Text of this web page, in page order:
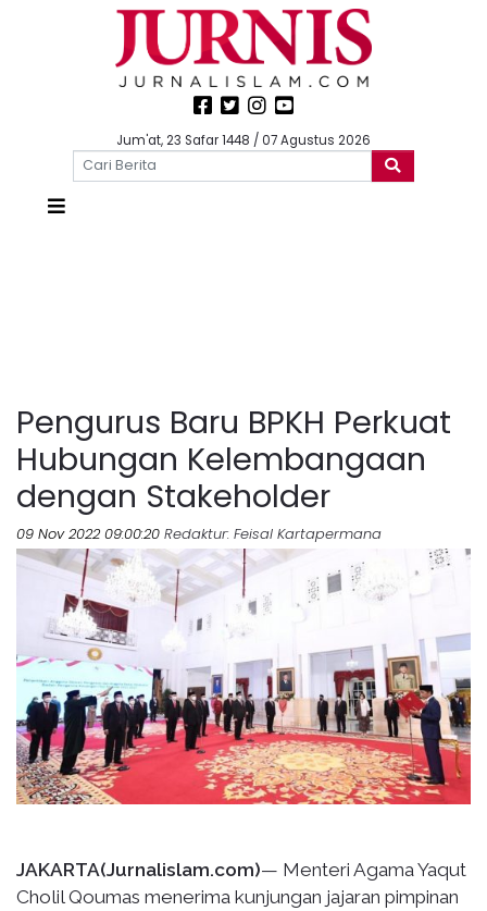
Jum'at, 23 Safar 1448 / 07 Agustus 2026
Pengurus Baru BPKH Perkuat
Hubungan Kelembangaan
dengan Stakeholder
09 Nov 2022 09:00:20 Redaktur: Feisal Kartapermana
JAKARTA(Jurnalislam.com)— Menteri Agama Yaqut
Cholil Qoumas menerima kunjungan jajaran pimpinan